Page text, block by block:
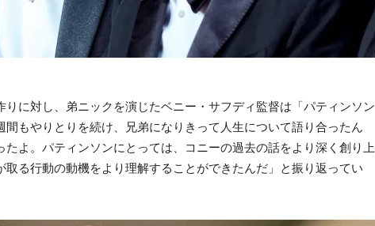
りに対し、弟ニックを演じたベニー・サフディ監督は 「パティンソン
間もやりとりを続け、兄弟になりきって人生について語り合ったん
たよ。パティンソンにとっては、コニーの過去の話をより深く創り上
る行動の動機をより理解することができたんだ」
と振り返ってい